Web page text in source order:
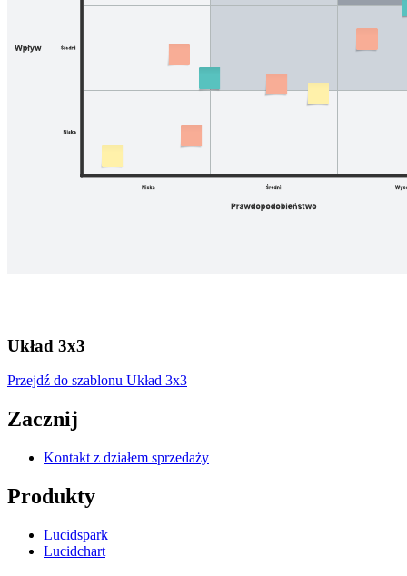
Układ 3x3
Przejdź do szablonu Układ 3x3
Zacznij
Kontakt z działem sprzedaży
Produkty
Lucidspark
Lucidchart